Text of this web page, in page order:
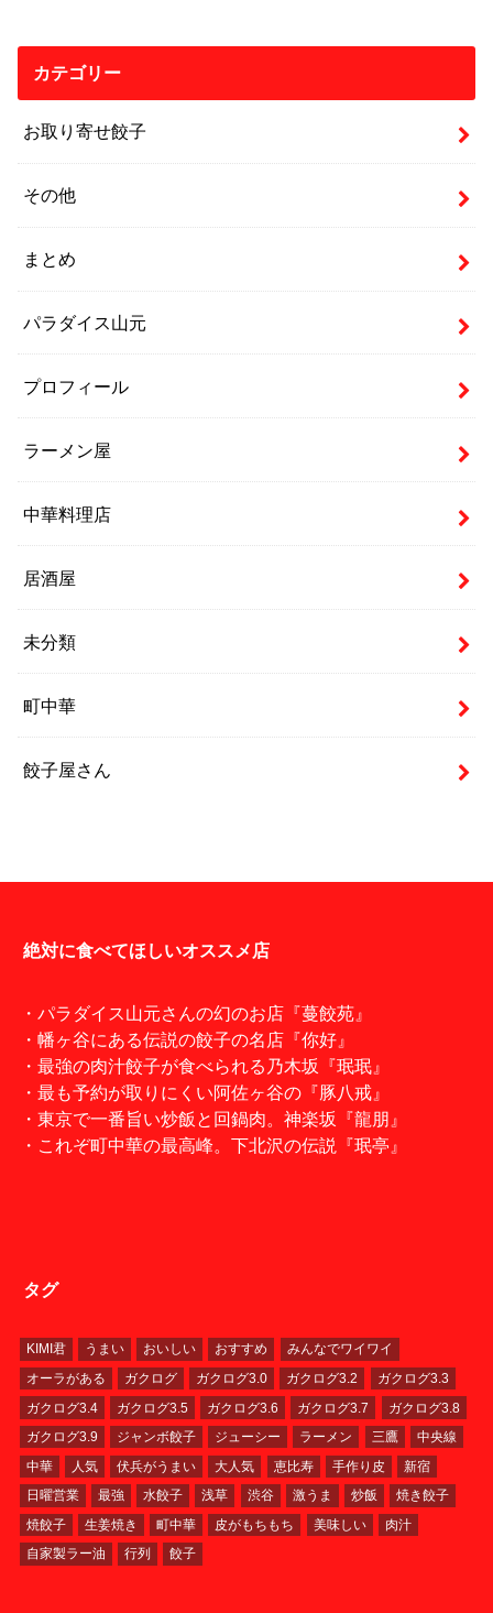
カテゴリー
お取り寄せ餃子
その他
まとめ
パラダイス山元
プロフィール
ラーメン屋
中華料理店
居酒屋
未分類
町中華
餃子屋さん
絶対に食べてほしいオススメ店
・パラダイス山元さんの幻のお店『蔓餃苑』
・幡ヶ谷にある伝説の餃子の名店『你好』
・最強の肉汁餃子が食べられる乃木坂『珉珉』
・最も予約が取りにくい阿佐ヶ谷の『豚八戒』
・東京で一番旨い炒飯と回鍋肉。神楽坂『龍朋』
・これぞ町中華の最高峰。下北沢の伝説『珉亭』
タグ
KIMI君 うまい おいしい おすすめ
みんなでワイワイ
オーラがある
ガクログ ガクログ3.0 ガクログ3.2
ガクログ3.3
ガクログ3.4
ガクログ3.5 ガクログ3.6 ガクログ3.7
ガクログ3.8
ガクログ3.9
ジャンボ餃子 ジューシー ラーメン 三鷹
中央線
中華
人気 伏兵がうまい 大人気 恵比寿 手作り皮
新宿
日曜営業
最強 水餃子 浅草 渋谷 激うま 炒飯
焼き餃子
焼餃子
生姜焼き 町中華 皮がもちもち 美味しい
肉汁
自家製ラー油
行列 餃子